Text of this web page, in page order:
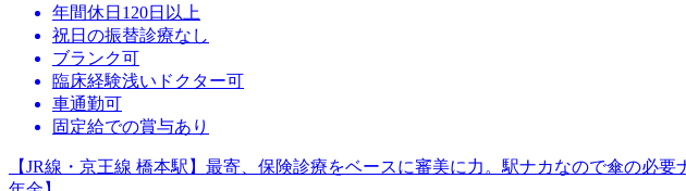
年間休日120日以上
祝日の振替診療なし
ブランク可
臨床経験浅いドクター可
車通勤可
固定給での賞与あり
【JR線・京王線 橋本駅】最寄、保険診療をベースに審美に力。駅ナカなので傘の必